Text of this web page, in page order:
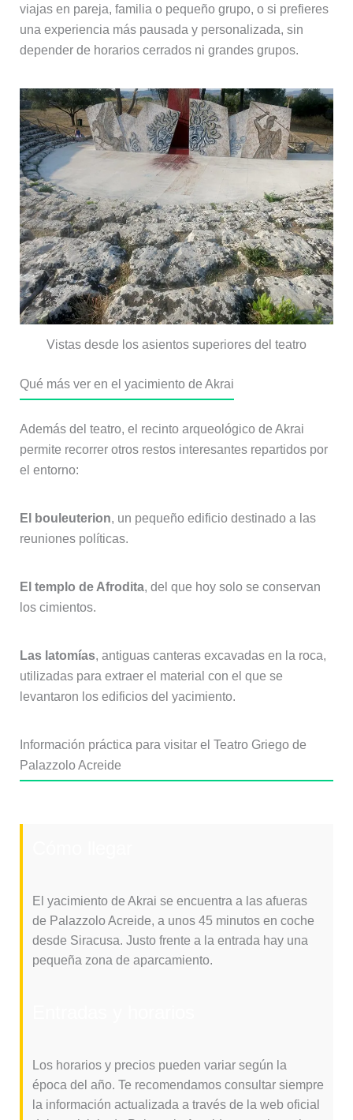
viajas en pareja, familia o pequeño grupo, o si prefieres
una experiencia más pausada y personalizada, sin
depender de horarios cerrados ni grandes grupos.
Vistas desde los asientos superiores del teatro
Qué más ver en el yacimiento de Akrai
Además del teatro, el recinto arqueológico de Akrai
permite recorrer otros restos interesantes repartidos por
el entorno:
El bouleuterion, un pequeño edificio destinado a las
reuniones políticas.
El templo de Afrodita, del que hoy solo se conservan
los cimientos.
Las latomías, antiguas canteras excavadas en la roca,
utilizadas para extraer el material con el que se
levantaron los edificios del yacimiento.
Información práctica para visitar el Teatro Griego de
Palazzolo Acreide
El yacimiento de Akrai se encuentra a las afueras
de Palazzolo Acreide, a unos 45 minutos en coche
desde Siracusa. Justo frente a la entrada hay una
pequeña zona de aparcamiento.
Los horarios y precios pueden variar según la
época del año. Te recomendamos consultar siempre
la información actualizada a través de la web oficial